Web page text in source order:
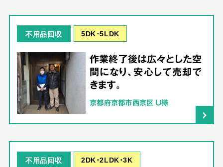
不用品回収 5DK･5LDK
作業終了後は広々とした空
間になり、安心して売却で
きます。
京都府京都市西京区 U様
不用品回収 2DK･2LDK･3K